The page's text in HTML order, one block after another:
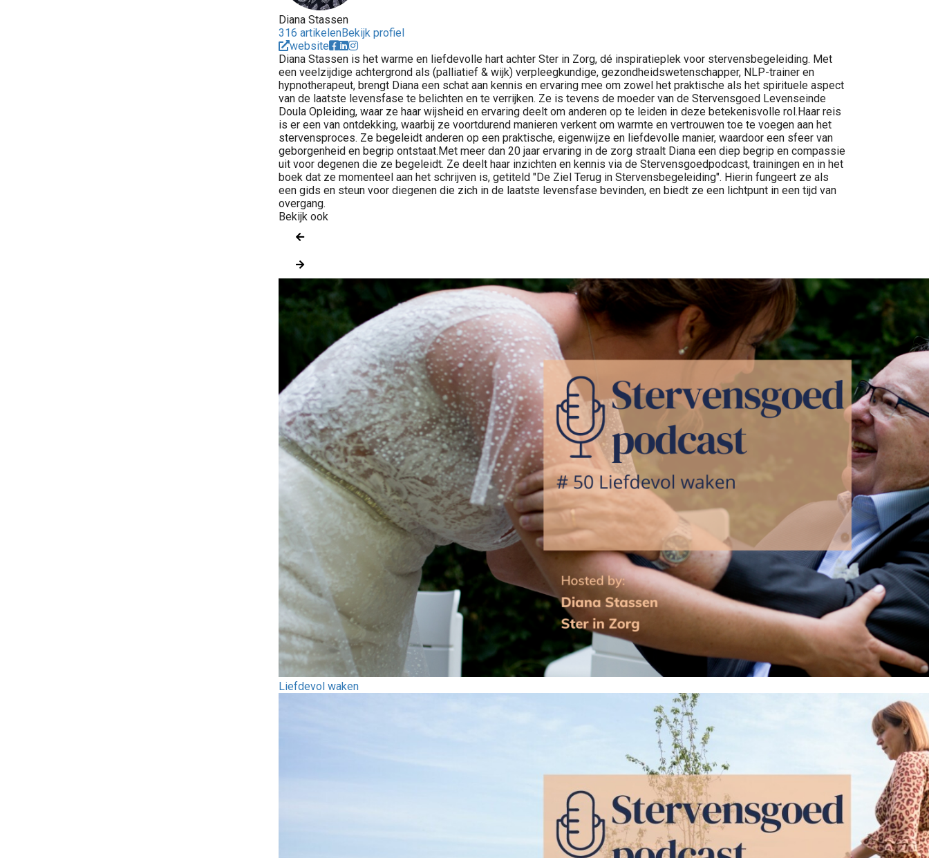
Diana Stassen
316 artikelenBekijk profiel
website
Diana Stassen is het warme en liefdevolle hart achter Ster in Zorg, dé inspiratieplek voor stervensbegeleiding. Met
een veelzijdige achtergrond als (palliatief & wijk) verpleegkundige, gezondheidswetenschapper, NLP-trainer en
hypnotherapeut, brengt Diana een schat aan kennis en ervaring mee om zowel het praktische als het spirituele aspect
van de laatste levensfase te belichten en te verrijken. Ze is tevens de moeder van de Stervensgoed Levenseinde
Doula Opleiding, waar ze haar wijsheid en ervaring deelt om anderen op te leiden in deze betekenisvolle rol.Haar reis
is er een van ontdekking, waarbij ze voortdurend manieren verkent om warmte en vertrouwen toe te voegen aan het
stervensproces. Ze begeleidt anderen op een praktische, eigenwijze en liefdevolle manier, waardoor een sfeer van
geborgenheid en begrip ontstaat.Met meer dan 20 jaar ervaring in de zorg straalt Diana een diep begrip en compassie
uit voor degenen die ze begeleidt. Ze deelt haar inzichten en kennis via de Stervensgoedpodcast, trainingen en in het
boek dat ze momenteel aan het schrijven is, getiteld "De Ziel Terug in Stervensbegeleiding". Hierin fungeert ze als
een gids en steun voor diegenen die zich in de laatste levensfase bevinden, en biedt ze een lichtpunt in een tijd van
overgang.
Bekijk ook
Liefdevol waken